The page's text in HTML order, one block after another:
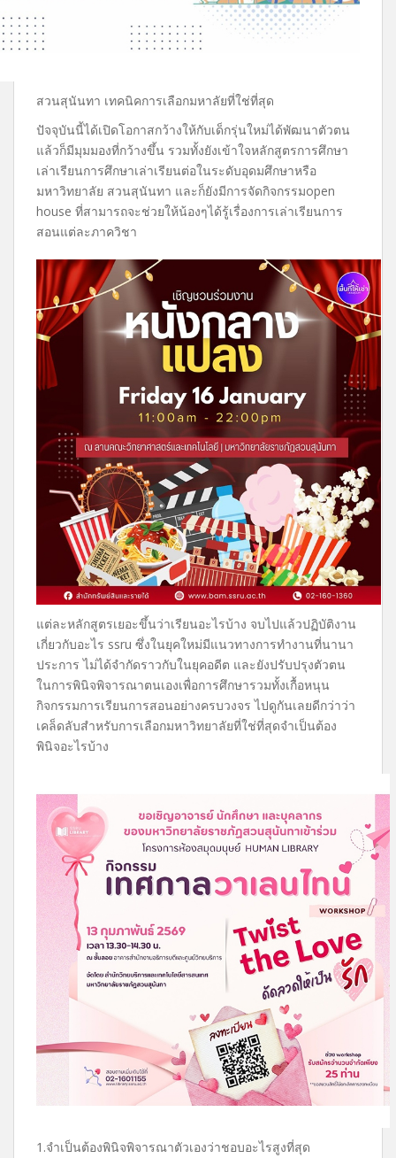
สวนสุนันทา เทคนิคการเลือกมหาลัยที่ใช่ที่สุด
ปัจจุบันนี้ได้เปิดโอกาสกว้างให้กับเด็กรุ่นใหม่ได้พัฒนาตัวตน
แล้วก็มีมุมมองที่กว้างขึ้น รวมทั้งยังเข้าใจหลักสูตรการศึกษา
เล่าเรียนการศึกษาเล่าเรียนต่อในระดับอุดมศึกษาหรือ
มหาวิทยาลัย สวนสุนันทา และก็ยังมีการจัดกิจกรรมopen
house ที่สามารถจะช่วยให้น้องๆได้รู้เรื่องการเล่าเรียนการ
สอนแต่ละภาควิชา
แต่ละหลักสูตรเยอะขึ้นว่าเรียนอะไรบ้าง จบไปแล้วปฏิบัติงาน
เกี่ยวกับอะไร ssru ซึ่งในยุคใหม่มีแนวทางการทำงานที่นานา
ประการ ไม่ได้จำกัดราวกับในยุคอดีต และยังปรับปรุงตัวตน
ในการพินิจพิจารณาตนเองเพื่อการศึกษารวมทั้งเกื้อหนุน
กิจกรรมการเรียนการสอนอย่างครบวงจร ไปดูกันเลยดีกว่าว่า
เคล็ดลับสำหรับการเลือกมหาวิทยาลัยที่ใช่ที่สุดจำเป็นต้อง
พินิจอะไรบ้าง
1.จำเป็นต้องพินิจพิจารณาตัวเองว่าชอบอะไรสูงที่สุด